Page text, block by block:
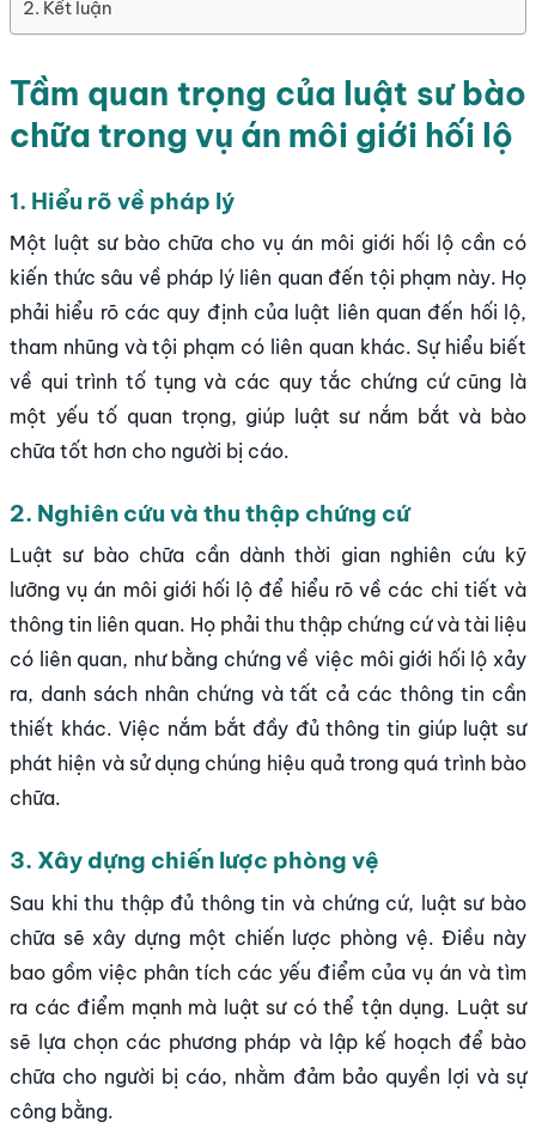
Kết luận
Tầm quan trọng của luật sư bào
chữa trong vụ án môi giới hối lộ
1. Hiểu rõ về pháp lý
Một luật sư bào chữa cho vụ án môi giới hối lộ cần có
kiến ​​thức sâu về pháp lý liên quan đến tội phạm này. Họ
phải hiểu rõ các quy định của luật liên quan đến hối lộ,
tham nhũng và tội phạm có liên quan khác. Sự hiểu biết
về qui trình tố tụng và các quy tắc chứng cứ cũng là
một yếu tố quan trọng, giúp luật sư nắm bắt và bào
chữa tốt hơn cho người bị cáo.
2. Nghiên cứu và thu thập chứng cứ
Luật sư bào chữa cần dành thời gian nghiên cứu kỹ
lưỡng vụ án môi giới hối lộ để hiểu rõ về các chi tiết và
thông tin liên quan. Họ phải thu thập chứng cứ và tài liệu
có liên quan, như bằng chứng về việc môi giới hối lộ xảy
ra, danh sách nhân chứng và tất cả các thông tin cần
thiết khác. Việc nắm bắt đầy đủ thông tin giúp luật sư
phát hiện và sử dụng chúng hiệu quả trong quá trình bào
chữa.
3. Xây dựng chiến lược phòng vệ
Sau khi thu thập đủ thông tin và chứng cứ, luật sư bào
chữa sẽ xây dựng một chiến lược phòng vệ. Điều này
bao gồm việc phân tích các yếu điểm của vụ án và tìm
ra các điểm mạnh mà luật sư có thể tận dụng. Luật sư
sẽ lựa chọn các phương pháp và lập kế hoạch để bào
chữa cho người bị cáo, nhằm đảm bảo quyền lợi và sự
công bằng.